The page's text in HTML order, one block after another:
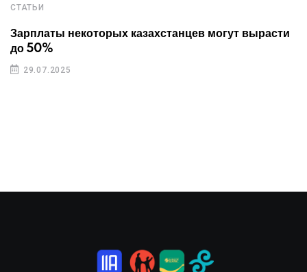
СТАТЬИ
Зарплаты некоторых казахстанцев могут вырасти
до 50%
29.07.2025